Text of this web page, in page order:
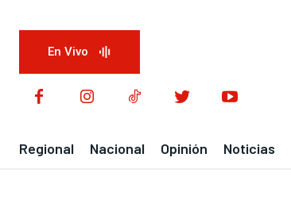
En Vivo
Regional Nacional Opinión Noticias